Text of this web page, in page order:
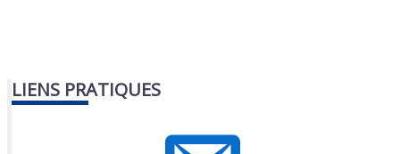
LIENS PRATIQUES